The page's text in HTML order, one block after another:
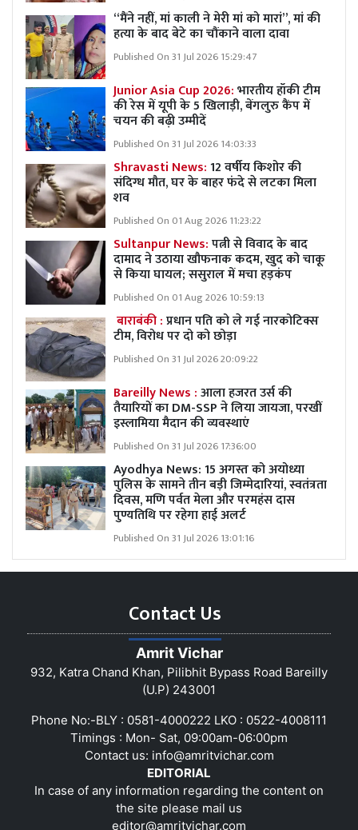
“मैंने नहीं, मां काली ने मेरी मां को मारां”, मां की
हत्या के बाद बेटे का चौंकाने वाला दावा
Published On 31 Jul 2026 15:29:47
Junior Asia Cup 2026:भारतीय हॉकी टीम
की रेस में यूपी के 5 खिलाड़ी, बेंगलुरु कैंप में
चयन की बढ़ी उम्मीदें
Published On 31 Jul 2026 14:03:33
Shravasti News:12 वर्षीय किशोर की
संदिग्ध मौत, घर के बाहर फंदे से लटका मिला
शव
Published On 01 Aug 2026 11:23:22
Sultanpur News:पत्नी से विवाद के बाद
दामाद ने उठाया खौफनाक कदम, खुद को चाकू
से किया घायल; ससुराल में मचा हड़कंप
Published On 01 Aug 2026 10:59:13
बाराबंकी :प्रधान पति को ले गई नारकोटिक्स
टीम, विरोध पर दो को छोड़ा
Published On 31 Jul 2026 20:09:22
Bareilly News :आला हजरत उर्स की
तैयारियों का DM-SSP ने लिया जायजा, परखीं
इस्लामिया मैदान की व्यवस्थाएं
Published On 31 Jul 2026 17:36:00
Ayodhya News: 15 अगस्त को अयोध्या
पुलिस के सामने तीन बड़ी जिम्मेदारियां, स्वतंत्रता
दिवस, मणि पर्वत मेला और परमहंस दास
पुण्यतिथि पर रहेगा हाई अलर्ट
Published On 31 Jul 2026 13:01:16
Contact Us
Amrit Vichar
932, Katra Chand Khan, Pilibhit Bypass Road Bareilly
(U.P) 243001
Phone No:-BLY : 0581-4000222 LKO : 0522-4008111
Timings : Mon- Sat, 09:00am-06:00pm
Contact us: info@amritvichar.com
EDITORIAL
In case of any information regarding the content on
the site please mail us
editor@amritvichar.com